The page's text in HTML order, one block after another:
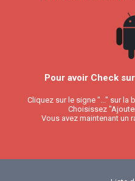
Pour avoir Check
Cliquez sur le signe "..." sur la
Choisissez
Vous avez maintenant un